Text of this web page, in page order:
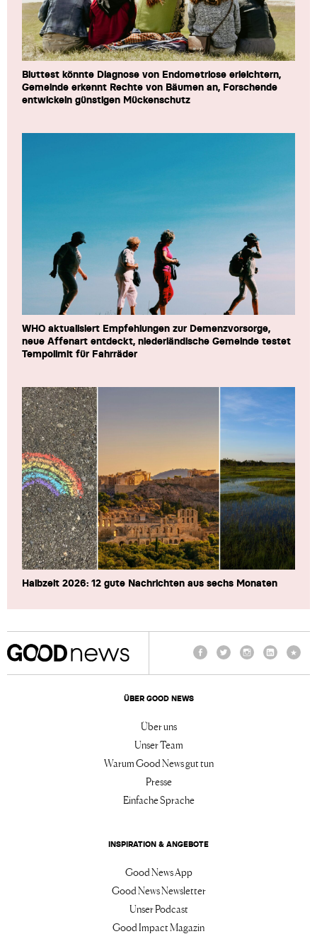
Bluttest könnte Diagnose von Endometriose erleichtern,
Gemeinde erkennt Rechte von Bäumen an, Forschende
entwickeln günstigen Mückenschutz
WHO aktualisiert Empfehlungen zur Demenzvorsorge,
neue Affenart entdeckt, niederländische Gemeinde testet
Tempolimit für Fahrräder
Halbzeit 2026: 12 gute Nachrichten aus sechs Monaten
ÜBER GOOD NEWS
Über uns
Unser Team
Warum Good News gut tun
Presse
Einfache Sprache
INSPIRATION & ANGEBOTE
Good News App
Good News Newsletter
Unser Podcast
Good Impact Magazin